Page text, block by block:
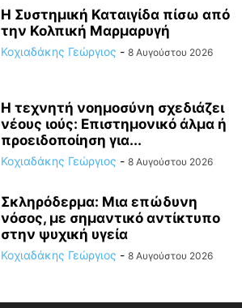
Η Συστημική Καταιγίδα πίσω από
την Κολπική Μαρμαρυγή
Κοχιαδάκης Γεώργιος - 8 Αυγούστου 2026
Η τεχνητή νοημοσύνη σχεδιάζει
νέους ιούς: Επιστημονικό άλμα ή
προειδοποίηση για...
Κοχιαδάκης Γεώργιος - 8 Αυγούστου 2026
Σκληρόδερμα: Μια επώδυνη
νόσος, με σημαντικό αντίκτυπο
στην ψυχική υγεία
Κοχιαδάκης Γεώργιος - 8 Αυγούστου 2026